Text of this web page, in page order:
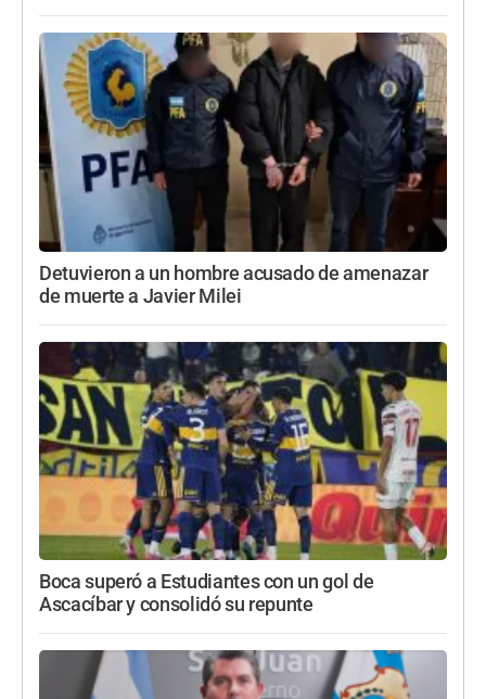
Detuvieron a un hombre acusado de amenazar
de muerte a Javier Milei
Boca superó a Estudiantes con un gol de
Ascacíbar y consolidó su repunte